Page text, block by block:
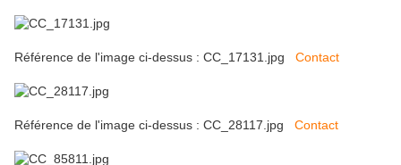
Référence de l'image ci-dessus : CC_17131.jpg Contact
Référence de l'image ci-dessus : CC_28117.jpg Contact